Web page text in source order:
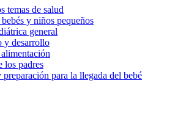
temas de salud
y niños pequeños
general
y desarrollo
los padres
preparación para la llegada del bebé